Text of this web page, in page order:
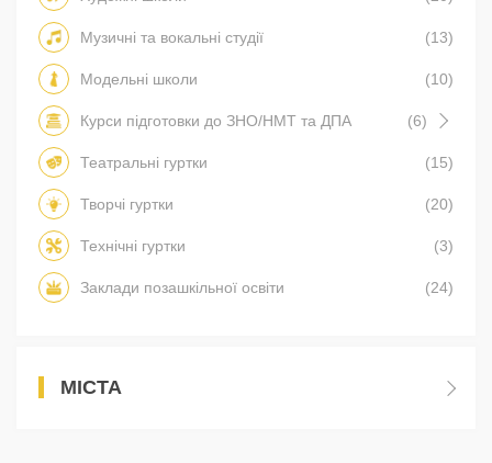
Музичні та вокальні студії (13)
Модельні школи (10)
Курси підготовки до ЗНО/НМТ та ДПА (6)
Театральні гуртки (15)
Творчі гуртки (20)
Технічні гуртки (3)
Заклади позашкільної освіти (24)
МІСТА